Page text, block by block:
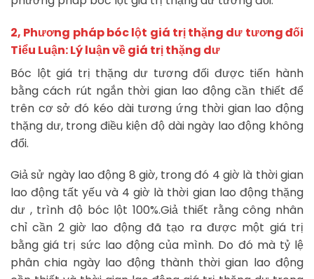
2, Phương pháp bóc lột giá trị thặng dư tương đối
Tiểu Luận: Lý luận về giá trị thặng dư
Bóc lột giá trị thặng dư tương đối được tiến hành
bằng cách rút ngắn thời gian lao động cần thiết để
trên cơ sở đó kéo dài tương ứng thời gian lao động
thặng dư, trong điều kiện độ dài ngày lao động không
đổi.
Giả sử ngày lao động 8 giờ, trong đó 4 giờ là thời gian
lao động tất yếu và 4 giờ là thời gian lao động thặng
dư , trình độ bóc lột 100%.Giả thiết rằng công nhân
chỉ cần 2 giờ lao động đã tạo ra được một giá trị
bằng giá trị sức lao động của mình. Do đó mà tỷ lệ
phân chia ngày lao động thành thời gian lao động